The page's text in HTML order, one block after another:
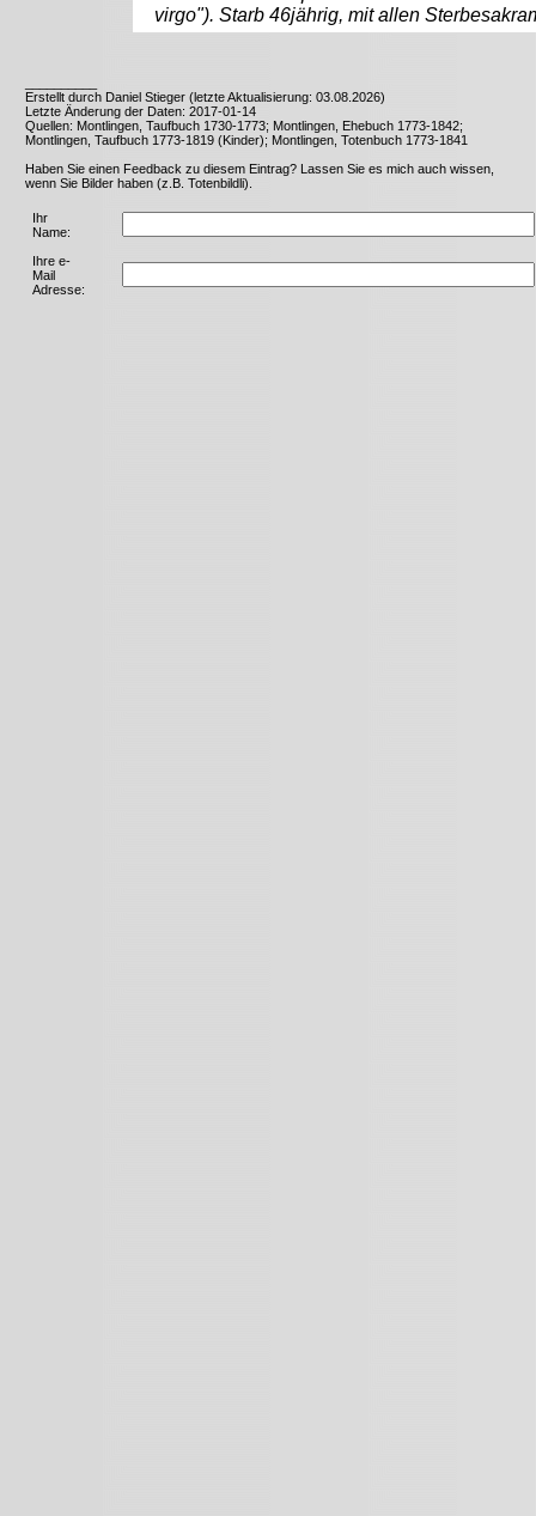
virgo"). Starb 46jährig, mit allen
Erstellt durch Daniel Stieger (letzte Aktualisierung: 03.08.2026)
Letzte Änderung der Daten: 2017-01-14
Quellen: Montlingen, Taufbuch 1730-1773; Montlingen, Ehebuch 1773-1842;
Montlingen, Taufbuch 1773-1819 (Kinder); Montlingen, Totenbuch 1773-1841
Haben Sie einen Feedback zu diesem Eintrag? Lassen Sie es mich auch wissen,
wenn Sie Bilder haben (z.B. Totenbildli).
Ihr
Name:
Ihre e-
Mail
Adresse: